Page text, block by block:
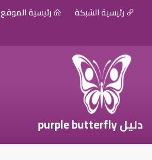
رئيسية الشبكة رئيسية الموقع
دليل purple butterfly